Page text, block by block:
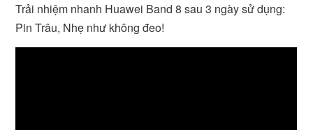
Trải nhiệm nhanh Huawei Band 8 sau 3 ngày sử dụng:
Pin Trâu, Nhẹ như không đeo!